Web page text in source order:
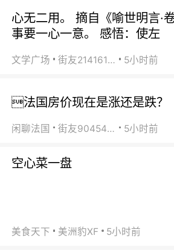
心无二用。 摘自《喻世明言·
事要一心一意。 感悟：使左
文学广场 街友21416156 5小时前
法国房价现在是涨还是跌？
闲聊法国 街友90454511 5小时前
空心菜一盘
美食天下 美洲豹XF 5小时前